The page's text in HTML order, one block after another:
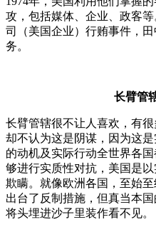
攻，包括媒体、企业、政客
司（美国企业）行贿事件，
务。
长臂管
长臂管辖很不让人喜欢，有
却不认为这是阴谋，因为这
的动机及实际行动全世界各
够进行实质性对抗，美国是
欺瞒。就像欧洲各国，至始
出台了反制措施，但真当本
将头埋进沙子里装作看不见。